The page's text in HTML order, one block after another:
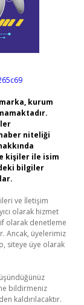
kurum
niteliği
kişiler ile isim
bilgiler
ve İletişim
olarak hizmet
olarak denetleme
Ancak, üyelerimiz
siteye üye olarak
bildirmeniz
kaldırılacaktır.